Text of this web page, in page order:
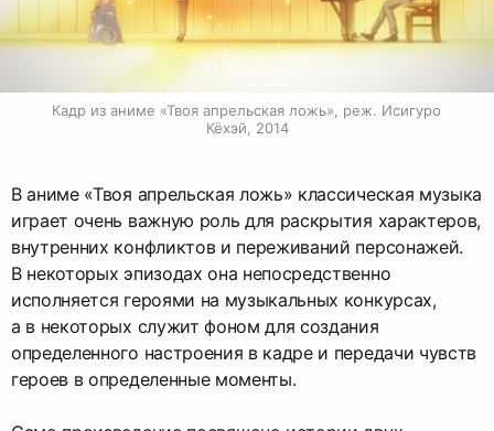
Кадр из аниме «Твоя апрельская ложь», реж. Исигуро
Кёхэй, 2014
В аниме «Твоя апрельская ложь» классическая музыка
играет очень важную роль для раскрытия характеров,
внутренних конфликтов и переживаний персонажей.
В некоторых эпизодах она непосредственно
исполняется героями на музыкальных конкурсах,
а в некоторых служит фоном для создания
определенного настроения в кадре и передачи чувств
героев в определенные моменты.